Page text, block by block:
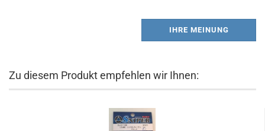
IHRE MEINUNG
Zu diesem Produkt empfehlen wir Ihnen: